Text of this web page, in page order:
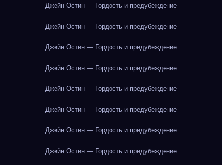
Джейн Остин — Гордость и предубеждение
Джейн Остин — Гордость и предубеждение
Джейн Остин — Гордость и предубеждение
Джейн Остин — Гордость и предубеждение
Джейн Остин — Гордость и предубеждение
Джейн Остин — Гордость и предубеждение
Джейн Остин — Гордость и предубеждение
Джейн Остин — Гордость и предубеждение